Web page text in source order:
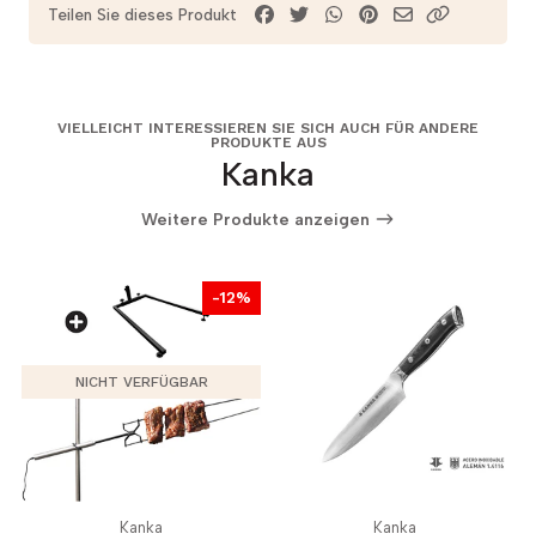
Teilen Sie dieses Produkt
VIELLEICHT INTERESSIEREN SIE SICH AUCH FÜR ANDERE
PRODUKTE AUS
Kanka
Weitere Produkte anzeigen
-12%
NICHT VERFÜGBAR
Kanka Kanka